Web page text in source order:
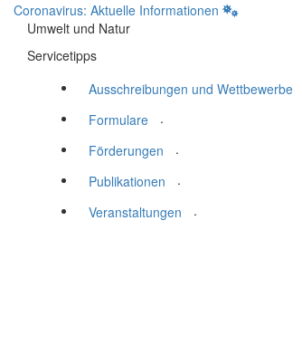
Coronavirus: Aktuelle Informationen
Umwelt und Natur
Servicetipps
Ausschreibungen und Wettbewerbe
Formulare
.
Förderungen
.
Publikationen
.
Veranstaltungen
.